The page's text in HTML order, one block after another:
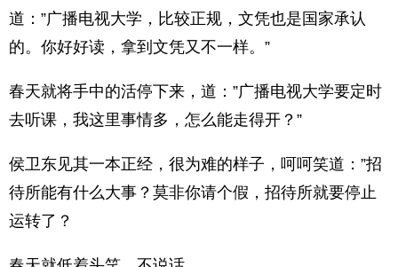
道：”广播电视大学，比较正规，文凭也是国家承认
的。你好好读，拿到文凭又不一样。”
春天就将手中的活停下来，道：”广播电视大学要定时
去听课，我这里事情多，怎么能走得开？”
侯卫东见其一本正经，很为难的样子，呵呵笑道：”招
待所能有什么大事？莫非你请个假，招待所就要停止
运转了？